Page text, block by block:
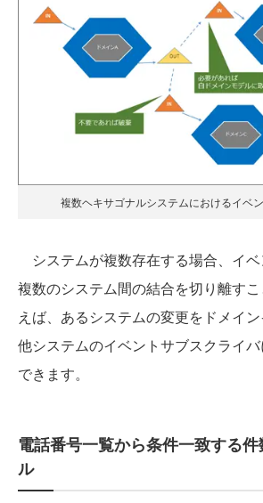
複数ヘキサゴナルシステムにおけるイベ
システムが複数存在する場合、イ
複数のシステム間の結合を切り離す
えば、あるシステムの変更をドメイン
他システムのイベントサブスクライ
できます。
電話番号一覧から条件一致する
ル